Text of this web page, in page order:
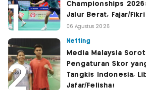
Championships
Jalur Berat, Fajar/
06 Agustus 2026
Netting
Media Malaysia
Pengaturan Skor
Tangkis Indonesia,
Jafar/Felisha!